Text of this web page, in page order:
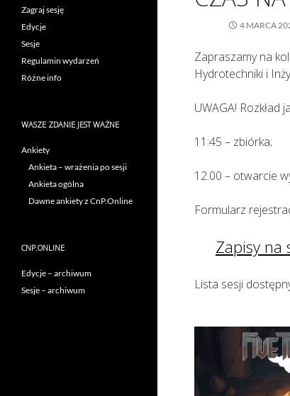
4 MARCA
Zapraszamy na
Hydrotechniki i
UWAGA! Rozkład
11:45 – zbiórka;
12.00 – otwarcie
Formularz
Zapisy na
Lista sesji
Zagraj sesję
Edycje
Sesje
Regulamin wydarzeń
Różne info
WASZE ZDANIE JEST WAŻNE
Ankiety
Ankieta – wrażenia po sesji
Ankieta ogólna
Dawne ankiety z CnP.Online
CNP.ONLINE
Edycje – archiwum
Sesje – archiwum